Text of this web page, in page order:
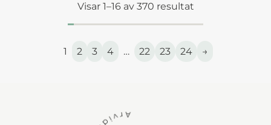
Visar 1–16 av 370 resultat
1 2 3 4 … 22 23 24 →